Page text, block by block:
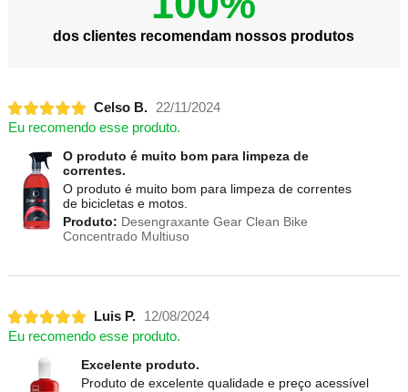
dos clientes recomendam nossos produtos
Celso B. 22/11/2024
Eu recomendo esse produto.
O produto é muito bom para limpeza de
correntes.
O produto é muito bom para limpeza de correntes
de bicicletas e motos.
Produto: Desengraxante Gear Clean Bike
Concentrado Multiuso
Luis P.
12/08/2024
Eu recomendo esse produto.
Excelente produto.
Produto de excelente qualidade e preço acessível